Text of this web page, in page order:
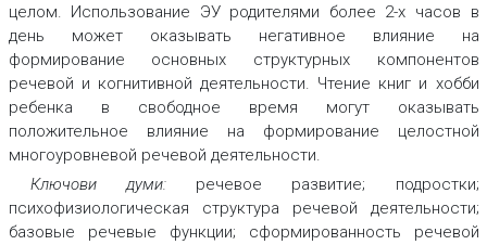
целом. Использование ЭУ родителями более 2-х часов в
день может оказывать негативное влияние на
формирование основных структурных компонентов
речевой и когнитивной деятельности. Чтение книг и хобби
ребенка в свободное время могут оказывать
положительное влияние на формирование целостной
многоуровневой речевой деятельности.
Ключови думи: речевое развитие; подростки;
психофизиологическая структура речевой деятельности;
базовые речевые функции; сформированность речевой